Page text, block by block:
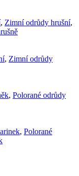
, Zimní odrůdy hrušní,
, Zimní odrůdy
, Polorané odrůdy
, Polorané